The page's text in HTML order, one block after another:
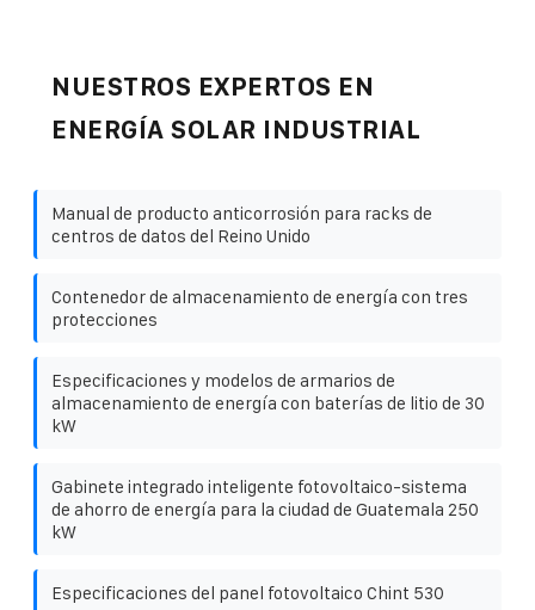
NUESTROS EXPERTOS EN
ENERGÍA SOLAR INDUSTRIAL
Manual de producto anticorrosión para racks de
centros de datos del Reino Unido
Contenedor de almacenamiento de energía con tres
protecciones
Especificaciones y modelos de armarios de
almacenamiento de energía con baterías de litio de 30
kW
Gabinete integrado inteligente fotovoltaico-sistema
de ahorro de energía para la ciudad de Guatemala 250
kW
Especificaciones del panel fotovoltaico Chint 530